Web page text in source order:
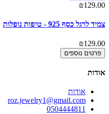
₪129.00
צמיד לרגל כסף 925 - טיפות נופלות
₪129.00
פרטים נוספים
אודות
אודות
roz.jewelry1@gmail.com
0504444811